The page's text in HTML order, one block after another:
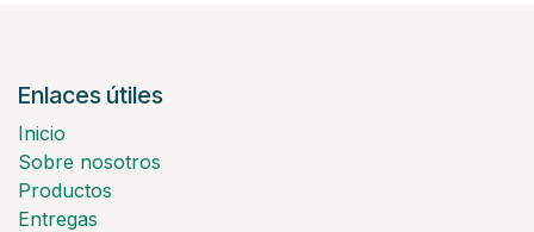
Enlaces útiles
Inicio
Sobre nosotros
Productos
Entregas